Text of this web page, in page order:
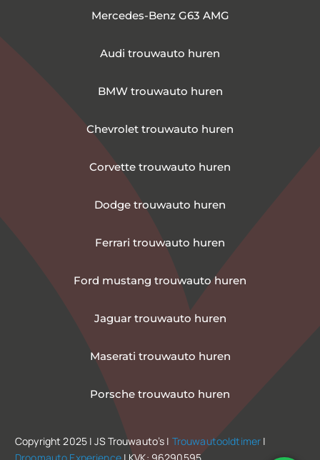
Mercedes-Benz G63 AMG
Audi trouwauto huren
BMW trouwauto huren
Chevrolet trouwauto huren
Corvette trouwauto huren
Dodge trouwauto huren
Ferrari trouwauto huren
Ford mustang trouwauto huren
Jaguar trouwauto huren
Maserati trouwauto huren
Porsche trouwauto huren
Copyright 2025 | JS Trouwauto’s | Trouwautooldtimer |
Droomauto Experience| KVK: 96290595